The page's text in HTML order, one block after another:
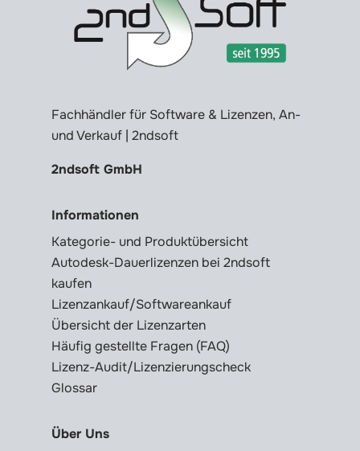
Fachhändler für Software & Lizenzen, An-
und Verkauf | 2ndsoft
2ndsoft GmbH
Informationen
Kategorie- und Produktübersicht
Autodesk-Dauerlizenzen bei 2ndsoft
kaufen
Lizenzankauf/Softwareankauf
Übersicht der Lizenzarten
Häufig gestellte Fragen (FAQ)
Lizenz-Audit/Lizenzierungscheck
Glossar
Über Uns